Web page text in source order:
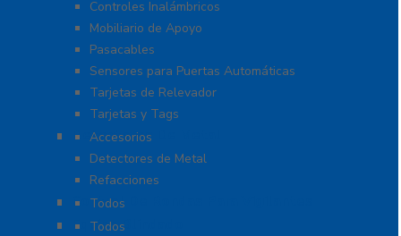
Controles Inalámbricos
Mobiliario de Apoyo
Pasacables
Sensores para Puertas Automáticas
Tarjetas de Relevador
Tarjetas y Tags
Detectores De Metal
Accesorios
Detectores de Metal
Refacciones
Control De Rondas Para Vigilantes
Todos
Equipo Blindado
Todos